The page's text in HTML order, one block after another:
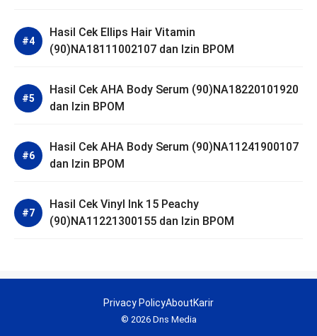
Hasil Cek Ellips Hair Vitamin
(90)NA18111002107 dan Izin BPOM
Hasil Cek AHA Body Serum (90)NA18220101920
dan Izin BPOM
Hasil Cek AHA Body Serum (90)NA11241900107
dan Izin BPOM
Hasil Cek Vinyl Ink 15 Peachy
(90)NA11221300155 dan Izin BPOM
© 2026 Dns Media
Privacy PolicyAboutKarir